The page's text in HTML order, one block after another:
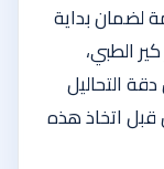
لضمان بداية
الطبي،
التحاليل
قبل اتخاذ هذه